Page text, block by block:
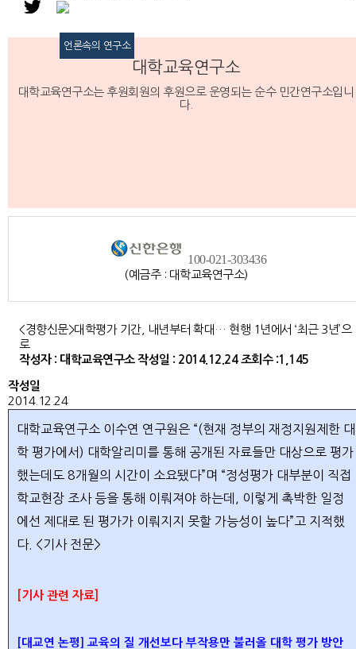
언론속의 연구소
대학교육연구소
대학교육연구소는 후원회원의 후원으로 운영되는 순수 민간연구소입니
다.
100-021-303436
(예금주 : 대학교육연구소)
<경향신문>대학평가 기간, 내년부터 확대… 현행 1년에서 ‘최근 3년’으
로
작성자 : 대학교육연구소 작성일 : 2014.12.24 조회수 :1,145
작성일
2014.12.24
대학교육연구소 이수연 연구원은 “(현재 정부의 재정지원제한 대
학 평가에서) 대학알리미를 통해 공개된 자료들만 대상으로 평가
했는데도 8개월의 시간이 소요됐다”며 “정성평가 대부분이 직접
학교현장 조사 등을 통해 이뤄져야 하는데, 이렇게 촉박한 일정
에선 제대로 된 평가가 이뤄지지 못할 가능성이 높다”고 지적했
다. <기사 전문>
[기사 관련 자료]
[대교연 논평] 교육의 질 개선보다 부작용만 불러올 대학 평가 방안